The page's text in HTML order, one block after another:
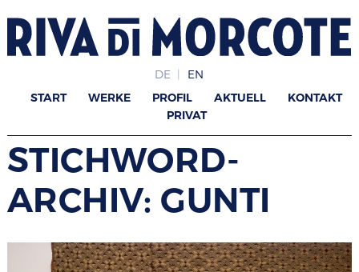
DE EN
START WERKE PROFIL AKTUELL
KONTAKT
PRIVAT
STICHWORD-
ARCHIV: GUNTI